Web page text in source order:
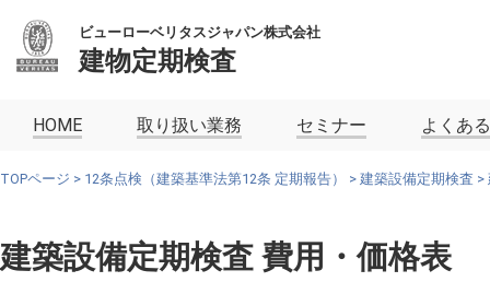
ビューローベリタスジャパン株式会社
建物定期検査
HOME 取り扱い業務 セミナー よくあ
TOPページ > 12条点検（建築基準法第12条 定期報告） > 建築設備定期検査 >
建築設備定期検査 費用・価格表